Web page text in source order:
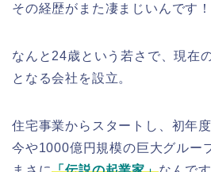
その経歴がまた凄まじいんです！
なんと24歳という若さで、現在
となる会社を設立。
住宅事業からスタートし、初年
今や1000億円規模の巨大グルー